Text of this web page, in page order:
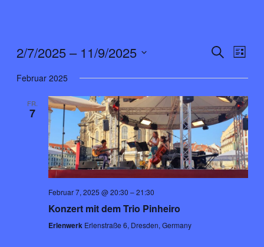
Suche
und
Suche Liste
2/7/2025 – 11/9/2025
wählen.
Februar 2025
FR.
7
Februar 7, 2025 @ 20:30 –21:30
Konzert mit dem Trio Pinheiro
Erlenwerk Erlenstraße 6, Dresden, Germany